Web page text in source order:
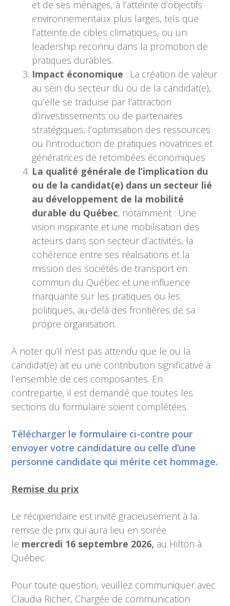
et de ses ménages, à l’atteinte d’objectifs
environnementaux plus larges, tels que
l’atteinte de cibles climatiques, ou un
leadership reconnu dans la promotion de
pratiques durables.
Impact économique : La création de valeur
au sein du secteur du ou de la candidat(e),
qu’elle se traduise par l’attraction
d’investissements ou de partenaires
stratégiques, l’optimisation des ressources
ou l’introduction de pratiques novatrices et
génératrices de retombées économiques
La qualité générale de l’implication du
ou de la candidat(e) dans un secteur lié
au développement de la mobilité
durable du Québec, notamment : Une
vision inspirante et une mobilisation des
acteurs dans son secteur d’activités, la
cohérence entre ses réalisations et la
mission des sociétés de transport en
commun du Québec et une influence
marquante sur les pratiques ou les
politiques, au-delà des frontières de sa
propre organisation.
À noter qu’il n’est pas attendu que le ou la
candidat(e) ait eu une contribution significative à
l’ensemble de ces composantes. En
contrepartie, il est demandé que toutes les
sections du formulaire soient complétées.
Télécharger le formulaire ci-contre pour
envoyer votre candidature ou celle d’une
personne candidate qui mérite cet hommage.
Remise du prix
Le récipiendaire est invité gracieusement à la
remise de prix qui aura lieu en soirée
le mercredi 16 septembre 2026, au Hilton à
Québec.
Pour toute question, veuillez communiquer avec
Claudia Richer, Chargée de communication